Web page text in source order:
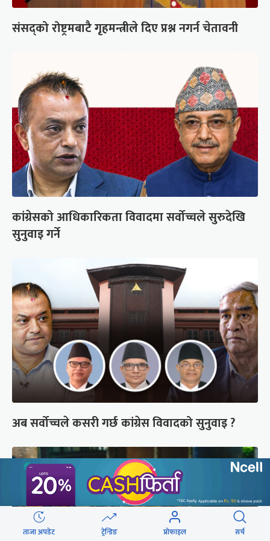
संसद्को रोष्ट्रमबाटै गृहमन्त्रीले दिए प्रश्न नगर्न चेतावनी
कांग्रेसको आधिकारिकता विवादमा सर्वोच्चले सुरुदेखि
सुनुवाइ गर्ने
अब सर्वोच्चले कसरी गर्छ कांग्रेस विवादको सुनुवाइ ?
ताजा अपडेट ट्रेन्डिङ प्रोफाइल सर्च